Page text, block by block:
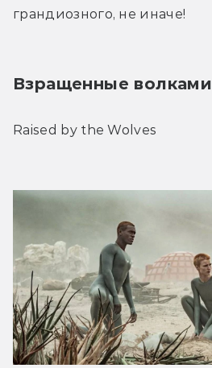
грандиозного, не иначе!
Взращенные волками
Raised by the Wolves